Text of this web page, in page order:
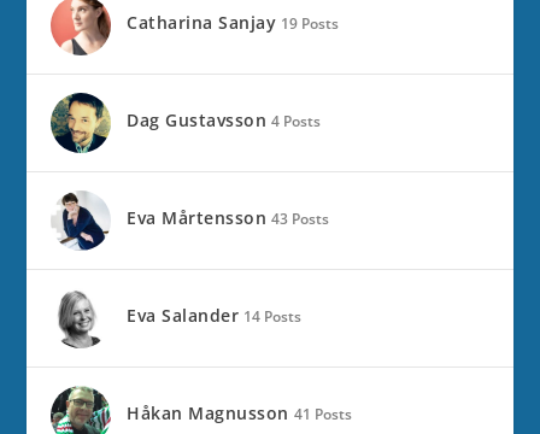
Catharina Sanjay 19 Posts
Dag Gustavsson 4 Posts
Eva Mårtensson 43 Posts
Eva Salander 14 Posts
Håkan Magnusson 41 Posts